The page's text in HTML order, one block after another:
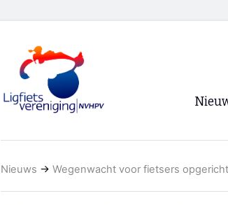
Nieuws → Wegenwacht voor fietsers opgericht